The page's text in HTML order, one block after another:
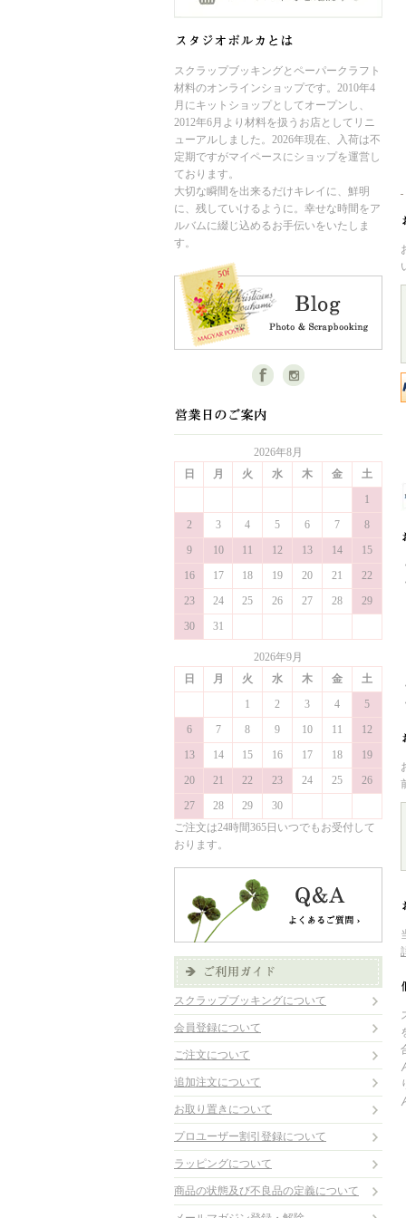
スクラップブッキングとペーパークラフト
材料のオンラインショップです。2010年4
月にキットショップとしてオープンし、
2012年6月より材料を扱うお店としてリニ
ューアルしました。2026年現在、入荷は不
定期ですがマイペースにショップを運営し
ております。
大切な瞬間を出来るだけキレイに、鮮明
に、残していけるように。幸せな時間をア
ルバムに綴じ込めるお手伝いをいたしま
す。
2026年8月
日
月 火 水 木 金
土
1
2
3 4 5 6 7
8
9
10 11 12 13 14
15
16
17 18 19 20 21
22
23
24 25 26 27 28
29
30
31
2026年9月
日
月 火 水 木 金
土
1
2 3 4
5
6
7 8 9 10 11
12
13
14 15 16 17 18
19
20
21 22 23 24 25
26
27
28 29
30
ご注文は24時間365日いつでもお受付して
おります。
スクラップブッキングについて
会員登録について
ご注文について
追加注文について
お取り置きについて
プロユーザー割引登録について
ラッピングについて
商品の状態及び不良品の定義について